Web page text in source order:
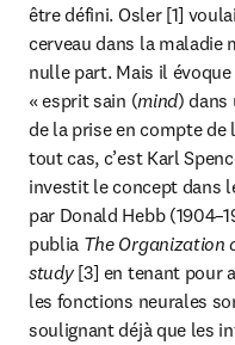
être défini. Osler [1]
cerveau dans la maladie
nulle part. Mais il évoque
« esprit sain (mind) dans
de la prise en compte de
tout cas, c’est Karl
investit le concept dans
par Donald Hebb
publia The Organization
study [3] en tenant pour
les fonctions neurales
soulignant déjà que les